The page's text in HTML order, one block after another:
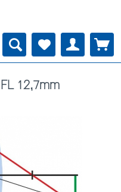
12,7mm